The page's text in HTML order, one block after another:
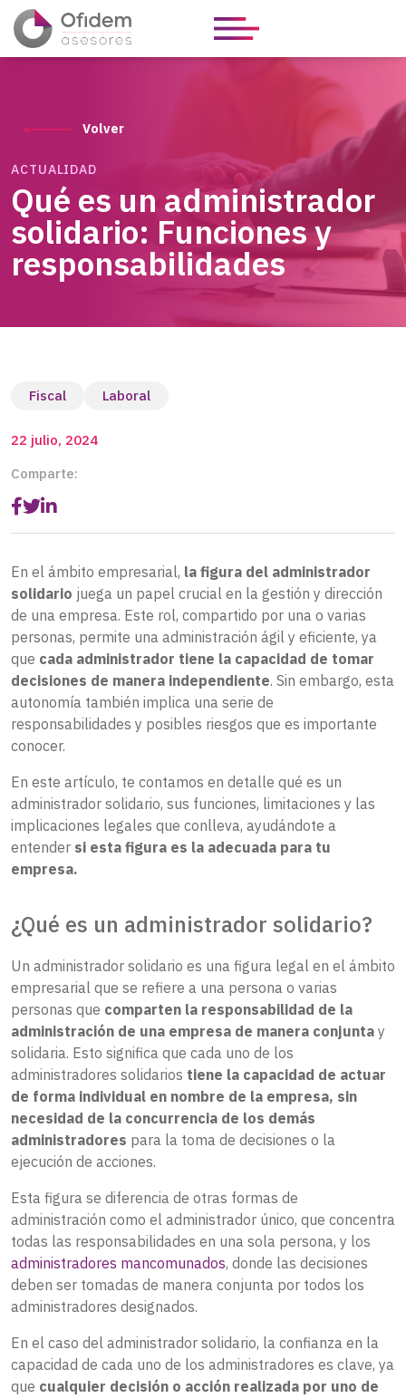
Volver
ACTUALIDAD
Qué es un administrador
solidario: Funciones y
responsabilidades
Fiscal Laboral
22 julio, 2024
Comparte:
En el ámbito empresarial, la figura del administrador
solidario juega un papel crucial en la gestión y dirección
de una empresa. Este rol, compartido por una o varias
personas, permite una administración ágil y eficiente, ya
que cada administrador tiene la capacidad de tomar
decisiones de manera independiente. Sin embargo, esta
autonomía también implica una serie de
responsabilidades y posibles riesgos que es importante
conocer.
En este artículo, te contamos en detalle qué es un
administrador solidario, sus funciones, limitaciones y las
implicaciones legales que conlleva, ayudándote a
entender si esta figura es la adecuada para tu
empresa.
¿Qué es un administrador solidario?
Un administrador solidario es una figura legal en el ámbito
empresarial que se refiere a una persona o varias
personas que comparten la responsabilidad de la
administración de una empresa de manera conjunta y
solidaria. Esto significa que cada uno de los
administradores solidarios tiene la capacidad de actuar
de forma individual en nombre de la empresa, sin
necesidad de la concurrencia de los demás
administradores para la toma de decisiones o la
ejecución de acciones.
Esta figura se diferencia de otras formas de
administración como el administrador único, que concentra
todas las responsabilidades en una sola persona, y los
administradores mancomunados, donde las decisiones
deben ser tomadas de manera conjunta por todos los
administradores designados.
En el caso del administrador solidario, la confianza en la
capacidad de cada uno de los administradores es clave, ya
que cualquier decisión o acción realizada por uno de